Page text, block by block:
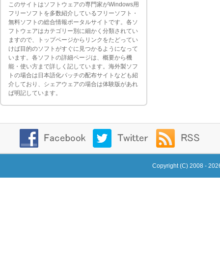
このサイトはソフトウェアの専門家がWindows用
フリーソフトを多数紹介しているフリーソフト・
無料ソフトの総合情報ポータルサイトです。各ソ
フトウェアはカテゴリー別に細かく分類されてい
ますので、トップページからリンクをたどってい
けば目的のソフトがすぐに見つかるようになって
います。各ソフトの詳細ページは、概要から機
能・使い方まで詳しく記しています。海外製ソフ
トの場合は日本語化パッチの配布サイトなども紹
介しており、シェアウェアの場合は体験版があれ
ば明記しています。
Copyright (C) 2008 -